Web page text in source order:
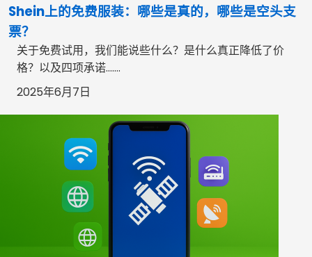
Shein上的免费服装：哪些是真的，哪些是空头支
票？
关于免费试用，我们能说些什么？是什么真正降低了价
格？以及四项承诺…….
2025年6月7日